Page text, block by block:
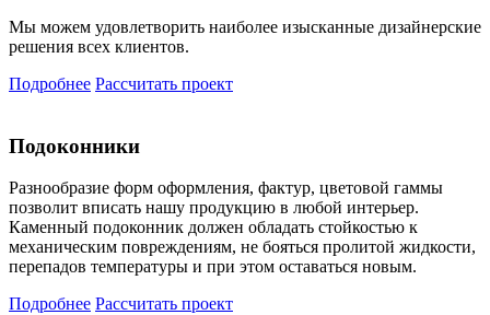
Мы можем удовлетворить наиболее изысканные дизайнерские
решения всех клиентов.
Подробнее Рассчитать проект
Подоконники
Разнообразие форм оформления, фактур, цветовой гаммы
позволит вписать нашу продукцию в любой интерьер.
Каменный подоконник должен обладать стойкостью к
механическим повреждениям, не бояться пролитой жидкости,
перепадов температуры и при этом оставаться новым.
Подробнее Рассчитать проект